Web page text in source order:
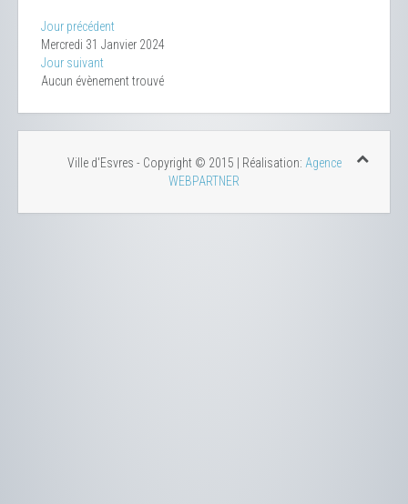
Jour précédent
Mercredi 31 Janvier 2024
Jour suivant
Aucun évènement trouvé
Ville d'Esvres - Copyright © 2015 | Réalisation: Agence
WEBPARTNER